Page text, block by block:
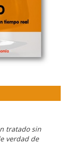
tratado sin
verdad de